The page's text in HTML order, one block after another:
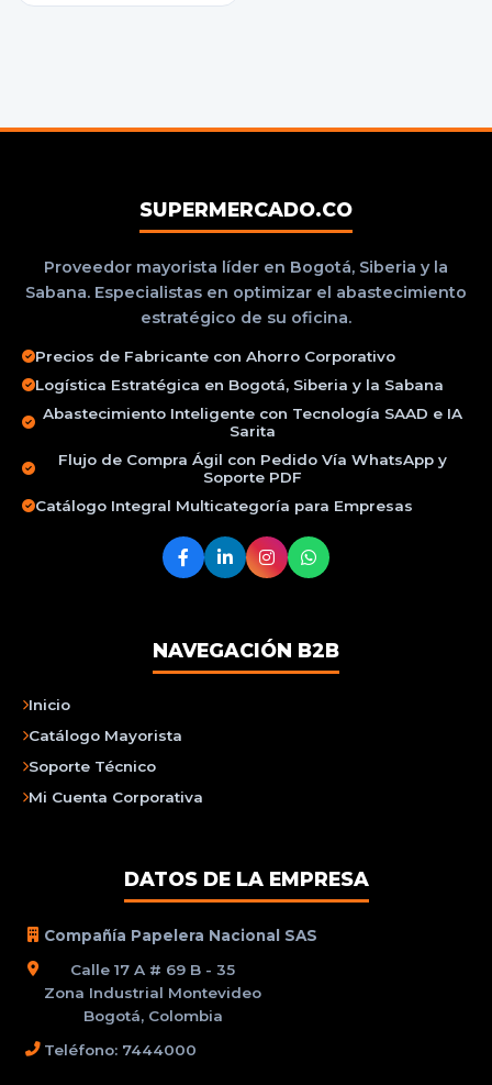
SUPERMERCADO.CO
Proveedor mayorista líder en Bogotá, Siberia y la
Sabana. Especialistas en optimizar el abastecimiento
estratégico de su oficina.
Precios de Fabricante con Ahorro Corporativo
Logística Estratégica en Bogotá, Siberia y la Sabana
Abastecimiento Inteligente con Tecnología SAAD e IA
Sarita
Flujo de Compra Ágil con Pedido Vía WhatsApp y
Soporte PDF
Catálogo Integral Multicategoría para Empresas
NAVEGACIÓN B2B
Inicio
Catálogo Mayorista
Soporte Técnico
Mi Cuenta Corporativa
DATOS DE LA EMPRESA
Compañía Papelera Nacional SAS
Calle 17 A # 69 B - 35
Zona Industrial Montevideo
Bogotá, Colombia
Teléfono: 7444000